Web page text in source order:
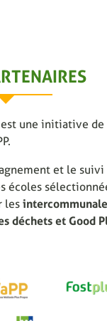
une initiative de
et le suivi
écoles
les
déchets et Good